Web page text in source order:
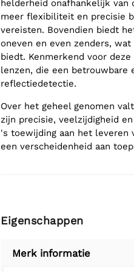
helderheid onafhankelijk van
meer flexibiliteit en precisie
vereisten. Bovendien biedt
oneven en even zenders,
biedt. Kenmerkend voor
lenzen, die een betrouwbare
reflectiedetectie.
Over het geheel genomen
zijn precisie, veelzijdigheid
's toewijding aan het leveren
een verscheidenheid aan
Eigenschappen
Merk informatie